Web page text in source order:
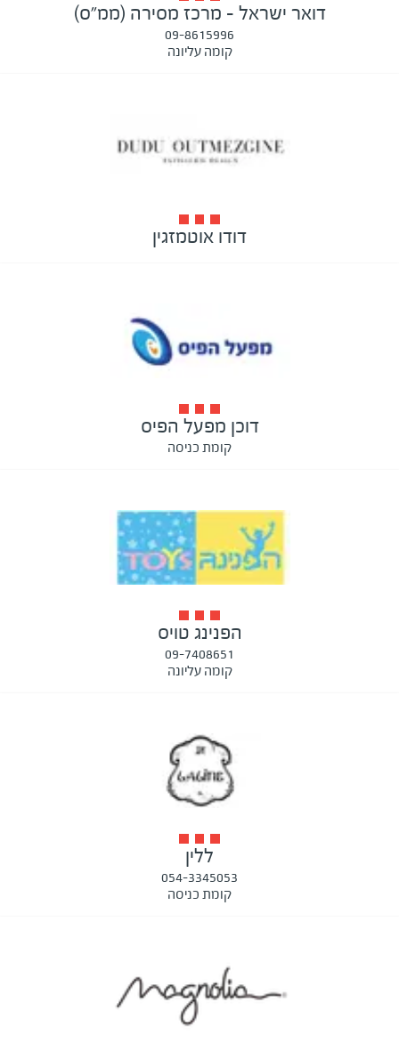
דואר ישראל - מרכז מסירה (ממ"ס)
09-8615996
קומה עליונה
דודו אוטמזגין
דוכן מפעל הפיס
קומת כניסה
הפנינג טויס
09-7408651
קומה עליונה
ללין
054-3345053
קומת כניסה